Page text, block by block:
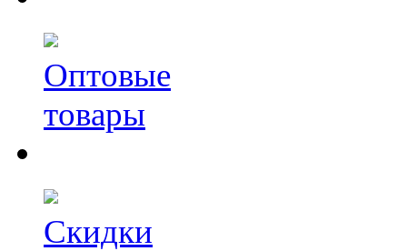
Оптовые
товары
Скидки